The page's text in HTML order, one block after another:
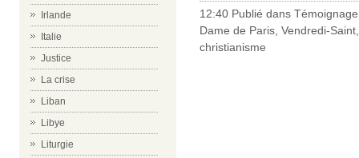
Irlande
Italie
Justice
La crise
Liban
Libye
Liturgie
12:40 Publié dans
Dame de Paris Vendredi-Saint
christianisme